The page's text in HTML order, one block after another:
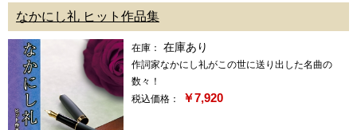
なかにし礼 ヒット作品集
在庫： 在庫あり
作詞家なかにし礼がこの世に送り出した名曲の
数々！
税込価格：
￥7,920